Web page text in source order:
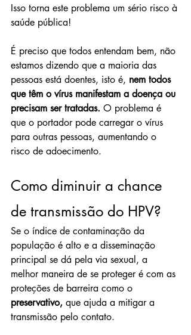
Isso torna este problema um sério risco à
saúde pública!
É preciso que todos entendam bem, não
estamos dizendo que a maioria das
pessoas está doentes, isto é, nem todos
que têm o vírus manifestam a doença ou
precisam ser tratadas. O problema é
que o portador pode carregar o vírus
para outras pessoas, aumentando o
risco de adoecimento.
Como diminuir a chance
de transmissão do HPV?
Se o índice de contaminação da
população é alto e a disseminação
principal se dá pela via sexual, a
melhor maneira de se proteger é com as
proteções de barreira como o
preservativo, que ajuda a mitigar a
transmissão pelo contato.